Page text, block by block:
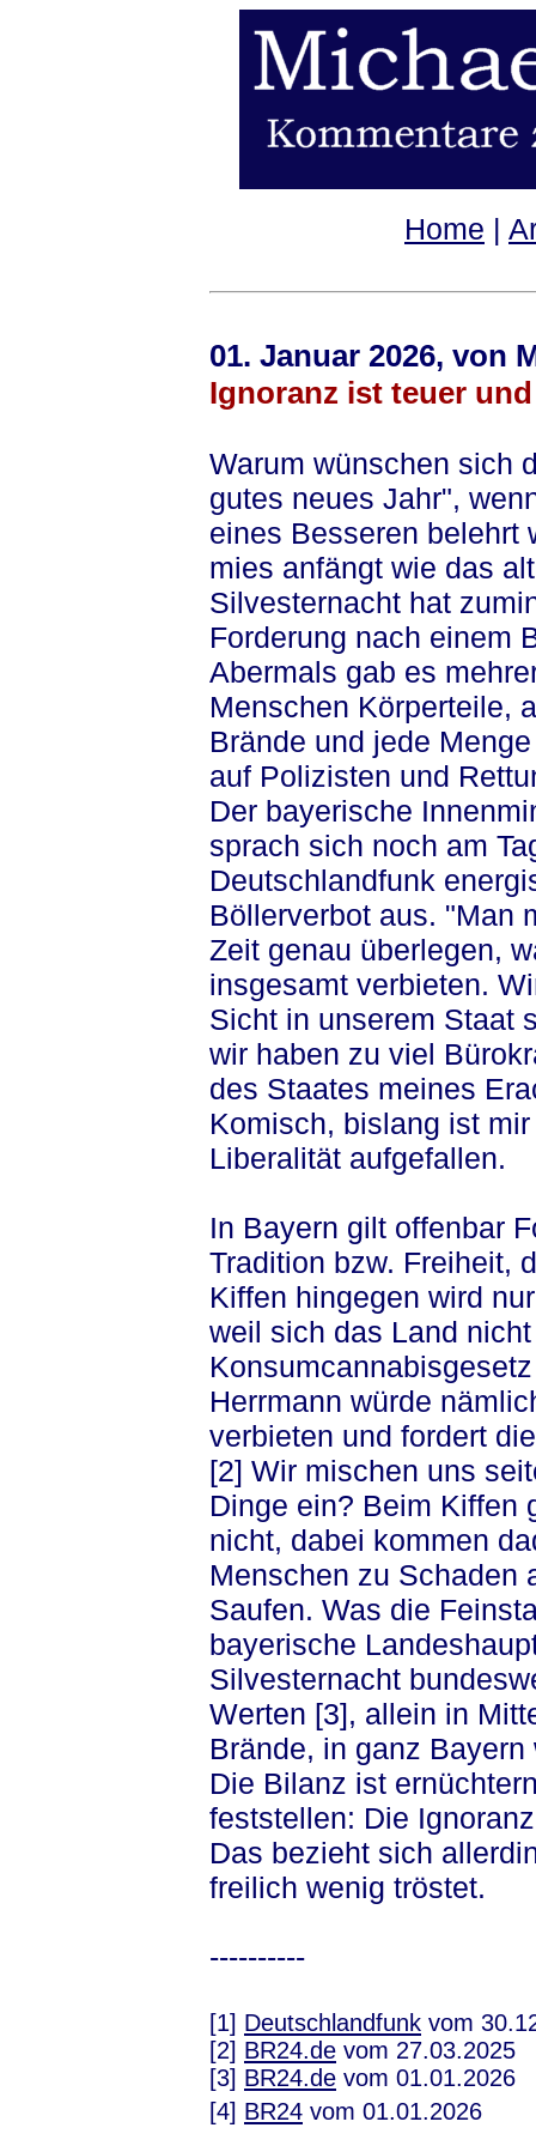
Home |
01. Januar 2026, von
Ignoranz ist teuer
Warum wünschen sich
gutes neues Jahr",
eines Besseren belehrt
mies anfängt wie das
Silvesternacht hat
Forderung nach einem
Abermals gab es
Menschen Körperteile,
Brände und jede
auf Polizisten und
Der bayerische
sprach sich noch am
Deutschlandfunk
Böllerverbot aus. "Man
Zeit genau überlegen,
insgesamt verbieten.
Sicht in unserem Staat
wir haben zu viel
des Staates meines
Komisch, bislang ist
Liberalität aufgefallen.
In Bayern gilt offenbar
Tradition bzw. Freiheit,
Kiffen hingegen wird
weil sich das Land
Herrmann würde
verbieten und fordert
[2] Wir mischen uns
Dinge ein? Beim Kiffen
nicht, dabei kommen
Menschen zu Schaden
Saufen. Was die
bayerische
Silvesternacht
Werten [3], allein in
Brände, in ganz
Die Bilanz ist
feststellen: Die
Das bezieht sich
freilich wenig tröstet.
----------
[1] Deutschlandfunk vom
[2] BR24.de vom 27.03.2025
[3] BR24.de vom 01.01.2026
[4] BR24 vom 01.01.2026